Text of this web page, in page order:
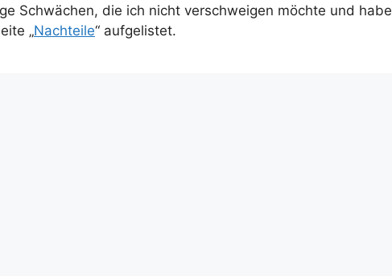
Schwächen, die ich nicht verschweigen möchte und habe
„Nachteile“ aufgelistet.